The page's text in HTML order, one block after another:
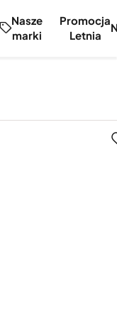
Nasze
marki
Promocja
Letnia